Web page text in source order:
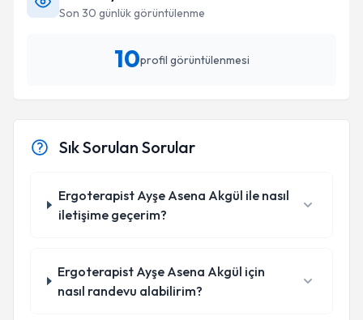
Son 30 günlük görüntülenme
10profil görüntülenmesi
Sık Sorulan Sorular
Ergoterapist Ayşe Asena Akgül ile nasıl
iletişime geçerim?
Ergoterapist Ayşe Asena Akgül için
nasıl randevu alabilirim?